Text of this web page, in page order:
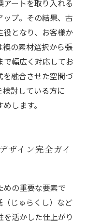
ートを取り入れる
ップ。その結果、古
役となり、お客様か
襖の素材選択から張
で幅広く対応してお
を融合させた空間づ
検討している方に
します。
ザイン完全ガイ
めの重要な要素で
じゅらくし）など
活かした仕上がり